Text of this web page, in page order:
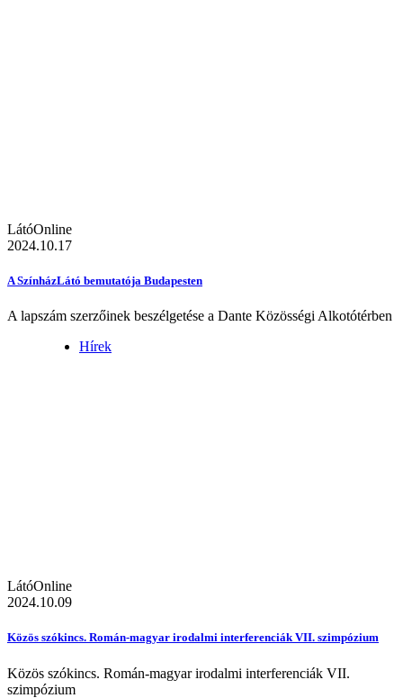
LátóOnline
2024.10.17
A SzínházLátó bemutatója Budapesten
A lapszám szerzőinek beszélgetése a Dante Közösségi Alkotótérben
Hírek
LátóOnline
2024.10.09
Közös szókincs. Román-magyar irodalmi interferenciák VII. szimpózium
Közös szókincs. Román-magyar irodalmi interferenciák VII.
szimpózium